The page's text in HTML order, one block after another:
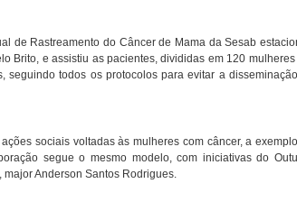
de Rastreamento do Câncer de Mama da Sesab
Brito, e assistiu as pacientes, divididas em 120
seguindo todos os protocolos para evitar a
sociais voltadas às mulheres com câncer, a
segue o mesmo modelo, com iniciativas do
major Anderson Santos Rodrigues.